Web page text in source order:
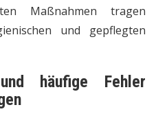
Maßnahmen tragen
und gepflegten
häufige Fehler